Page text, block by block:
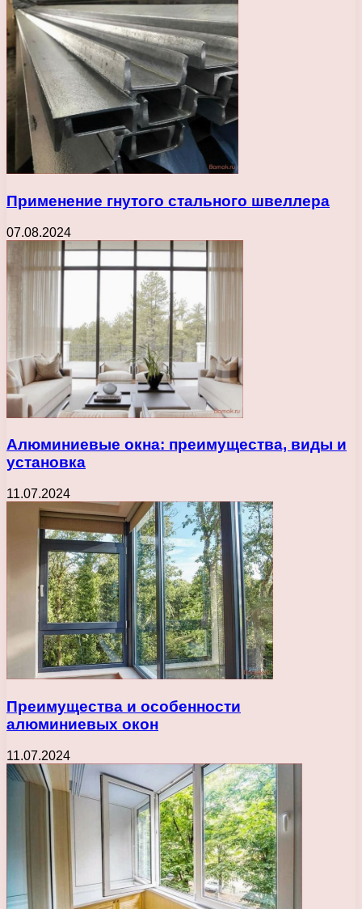
Применение гнутого стального швеллера
07.08.2024
Алюминиевые окна: преимущества, виды и
установка
11.07.2024
Преимущества и особенности
алюминиевых окон
11.07.2024